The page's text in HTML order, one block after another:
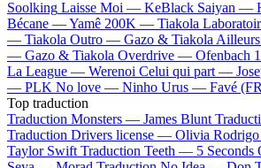
Soolking Laisse Moi — KeBlack Saiyan —
Bécane —Yamê 200K — Tiakola
— Tiakola Outro — Gazo & Tiakola
— Gazo & Tiakola Overdrive — Ofenbach
La League — Werenoi Celui qui part —
— PLK No love — Ninho Urus — Favé
Top traduction
Traduction Monsters — James Blunt
Traduction Drivers license — Olivia Rodrigo
Taylor Swift Traduction Teeth — 5 Seconds